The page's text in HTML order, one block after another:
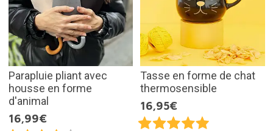
Parapluie pliant avec
housse en forme
d'animal
16,99€
Tasse en forme de chat
thermosensible
16,95€